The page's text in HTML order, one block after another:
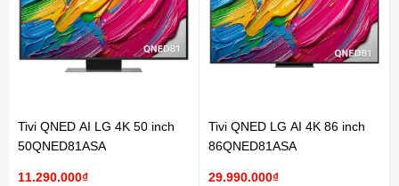
Tivi QNED AI LG 4K 50 inch
50QNED81ASA
11.290.000₫
Tivi QNED LG AI 4K 86 inch
86QNED81ASA
29.990.000₫